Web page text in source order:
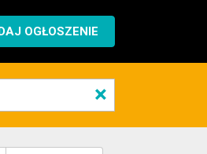
OGŁOSZENIE
×